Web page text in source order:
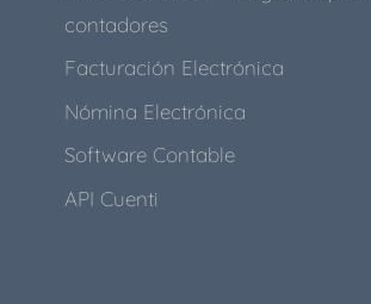
contadores
Facturación Electrónica
Nómina Electrónica
Software Contable
API Cuenti